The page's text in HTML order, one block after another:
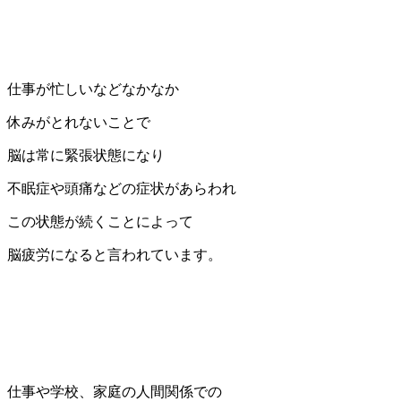
仕事が忙しいなどなかなか
休みがとれないことで
脳は常に緊張状態になり
不眠症や頭痛などの症状があらわれ
この状態が続くことによって
脳疲労になると言われています。
仕事や学校、家庭の人間関係での